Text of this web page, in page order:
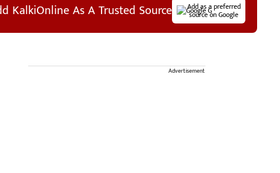
KalkiOnline As A Trusted Source Add as a preferred
source on Google
Advertisement